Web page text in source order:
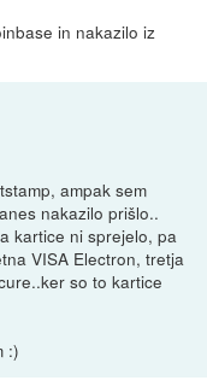
in nakazilo iz
ampak sem
nakazilo prišlo..
kartice ni sprejelo, pa
VISA Electron, tretja
so to kartice
:)